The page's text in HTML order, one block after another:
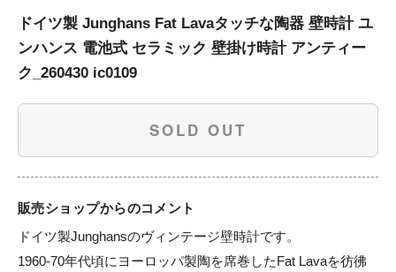
ドイツ製 Junghans Fat Lavaタッチな陶器 壁時計 ユ
ンハンス 電池式 セラミック 壁掛け時計 アンティー
ク_260430 ic0109
SOLD OUT
販売ショップからのコメント
ドイツ製Junghansのヴィンテージ壁時計です。
1960-70年代頃にヨーロッパ製陶を席巻したFat Lavaを彷彿